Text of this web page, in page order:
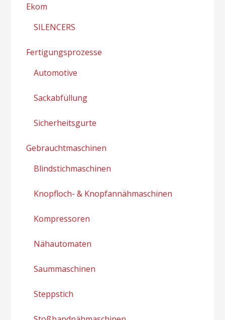
Ekom
SILENCERS
Fertigungsprozesse
Automotive
Sackabfüllung
Sicherheitsgurte
Gebrauchtmaschinen
Blindstichmaschinen
Knopfloch- & Knopfannähmaschinen
Kompressoren
Nähautomaten
Saummaschinen
Steppstich